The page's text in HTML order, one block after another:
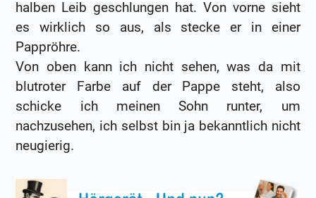
halben Leib geschlungen hat. Von vorne sieht
es wirklich so aus, als stecke er in einer
Pappröhre.
Von oben kann ich nicht sehen, was da mit
blutroter Farbe auf der Pappe steht, also
schicke ich meinen Sohn runter, um
nachzusehen, ich selbst bin ja bekanntlich nicht
neugierig.